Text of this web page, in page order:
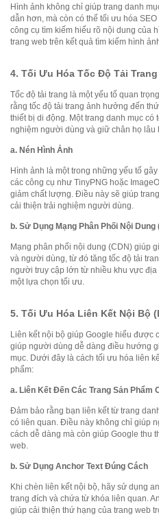
Hình ảnh không chỉ giúp trang danh
dẫn hơn, mà còn có thể tối ưu hóa
công cụ tìm kiếm hiểu rõ nội dung của
trang web trên kết quả tìm kiếm hình
4. Tối Ưu Hóa Tốc Độ Tải Trang
Tốc độ tải trang là một yếu tố quan
rằng tốc độ tải trang ảnh hưởng đến
thiết bị di động. Một trang danh mục có
nghiệm người dùng và giữ chân họ lâu
a. Nén Hình Ảnh
Hình ảnh là một trong những yếu tố
các công cụ như TinyPNG hoặc
giảm chất lượng. Điều này sẽ giúp
cải thiện trải nghiệm người dùng.
b. Sử Dụng Mạng Phân Phối Nội Dung
Mạng phân phối nội dung (CDN) giúp
và người dùng, từ đó tăng tốc độ tải
người truy cập lớn từ nhiều khu vực
một lựa chọn tối ưu.
5. Tối Ưu Hóa Liên Kết Nội Bộ
Liên kết nội bộ giúp Google hiểu được
giúp người dùng dễ dàng điều hướng
mục. Dưới đây là cách tối ưu hóa liên
phẩm:
a. Liên Kết Đến Các Trang Sản Phẩm
Đảm bảo rằng bạn liên kết từ trang
có liên quan. Điều này không chỉ giúp
cách dễ dàng mà còn giúp Google thu
web.
b. Sử Dụng Anchor Text Đúng Cách
Khi chèn liên kết nội bộ, hãy sử dụng
trang đích và chứa từ khóa liên quan.
giúp cải thiện thứ hạng của trang web